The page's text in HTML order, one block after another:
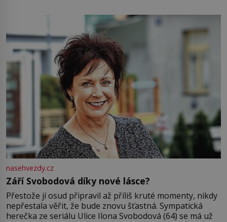
Jsme spolu moc rádi Tehdy byla jiná doba, když
nasehvezdy.cz
Září Svobodová díky nové lásce?
Přestože jí osud připravil až příliš kruté momenty, nikdy
nepřestala věřit, že bude znovu šťastná. Sympatická
herečka ze seriálu Ulice Ilona Svobodová (64) se má už